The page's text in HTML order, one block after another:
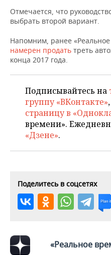
НЕФТЬ
ОПК
ЭНЕРГЕТИКА
РОЗНИЧНАЯ ТОРГОВЛЯ
УСЛУГИ
НОВОСТИ ТЕХНОЛОГИЙ
МЕДИА
МЕРОПРИЯТИЯ
ВЫЕЗДНАЯ РЕДАКЦИЯ
ONLINE-КОНФЕРЕНЦИИ
ОТКРЫТАЯ ЛЕКЦИЯ
НОВОСТИ СПОРТА
ХОККЕЙ
БАСКЕТБОЛ
ВОЛЕЙБОЛ
ФИГУРНОЕ КАТАНИЕ
ХОККЕЙ С МЯЧОМ
ОБЩЕСТВО
ВЛАСТЬ
ИНФРАСТРУКТУРА
ИСТОРИЯ
МЕДИЦИНА
ПРОИСШЕСТВИЯ
СЮЖЕТЫ
СПРАВОЧНИК
СПИСОК ПЕРСОН
ПОЛНАЯ ВЕРСИЯ
Отмечается, что
выбрать второй вариант.
Напомним, ранее
намерен продать треть
конца 2017 года.
Подписывайтесь на
группу «ВКонтакте»,
страницу в
времени».
«Дзене».
Поделитесь в соцсетях
«Реальное